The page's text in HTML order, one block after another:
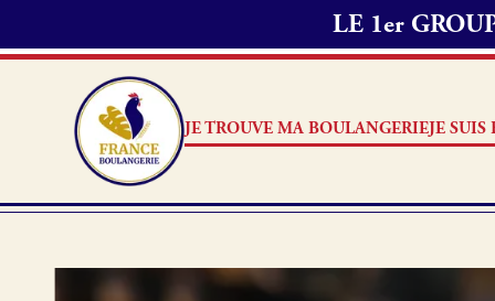
LE 1er
JE TROUVE MA BOULANGERIEJE SUIS
Passer
2. J’appelle mon